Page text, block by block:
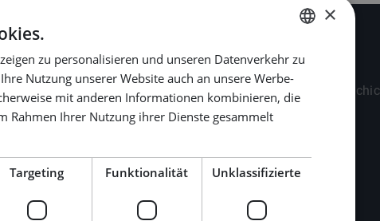
Zweigstellen
Yachtbau
Schiffbau
Archiv
Updates
DUTCH
ENGLISH
×
zu personalisieren und unseren Datenverkehr zu
Nutzung unserer Website auch an unsere Werbe-
mit anderen Informationen kombinieren, die
Rahmen Ihrer Nutzung ihrer Dienste gesammelt
Targeting Funktionalität Unklassifizierte